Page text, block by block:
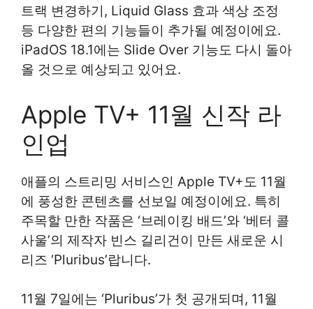
트랙 변경하기, Liquid Glass 효과 색상 조정
등 다양한 편의 기능들이 추가될 예정이에요.
iPadOS 18.1에는 Slide Over 기능도 다시 돌아
올 것으로 예상되고 있어요.
Apple TV+ 11월 신작 라
인업
애플의 스트리밍 서비스인 Apple TV+도 11월
에 풍성한 콘텐츠를 선보일 예정이에요. 특히
주목할 만한 작품은 ‘브레이킹 배드’와 ‘베터 콜
사울’의 제작자 빈스 길리건이 만든 새로운 시
리즈 ‘Pluribus’랍니다.
11월 7일에는 ‘Pluribus’가 첫 공개되며, 11월